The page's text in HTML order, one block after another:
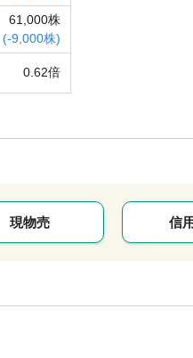
61,000株
(-9,000株)
0.62倍
現物売 信